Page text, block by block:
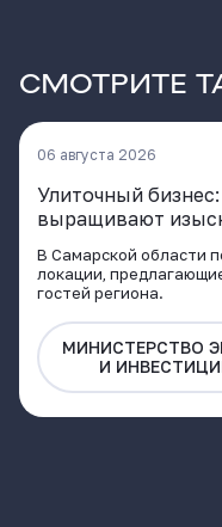
СМОТРИТЕ
06 августа 2026
Улиточный
выращивают
В Самарской области
локации,
гостей региона.
МИНИСТЕРСТВО
И